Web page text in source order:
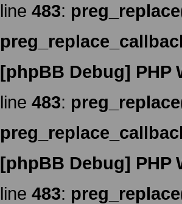
line 483:
[phpBB Debug] PHP
line 483:
[phpBB Debug] PHP
line 483: